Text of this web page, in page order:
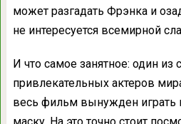
может разгадать Фрэнка и
не интересуется всемирной
И что самое занятное: один из
привлекательных актеров
весь фильм вынужден играть